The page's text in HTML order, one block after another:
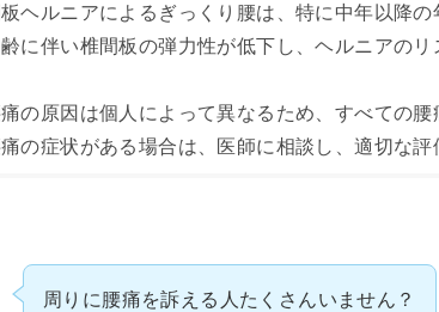
ヘルニアによるぎっくり腰は、特に中年以降
に伴い椎間板の弾力性が低下し、ヘルニアのリ
の原因は個人によって異なるため、すべての
の症状がある場合は、医師に相談し、適切な評
周りに腰痛を訴える人たくさんいません？